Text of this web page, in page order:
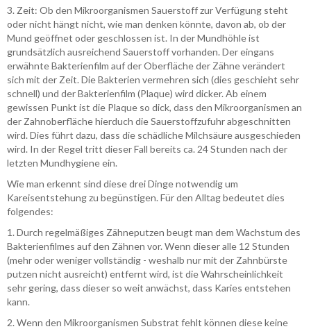
3. Zeit: Ob den Mikroorganismen Sauerstoff zur Verfügung steht
oder nicht hängt nicht, wie man denken könnte, davon ab, ob der
Mund geöffnet oder geschlossen ist. In der Mundhöhle ist
grundsätzlich ausreichend Sauerstoff vorhanden. Der eingans
erwähnte Bakterienfilm auf der Oberfläche der Zähne verändert
sich mit der Zeit. Die Bakterien vermehren sich (dies geschieht sehr
schnell) und der Bakterienfilm (Plaque) wird dicker. Ab einem
gewissen Punkt ist die Plaque so dick, dass den Mikroorganismen an
der Zahnoberfläche hierduch die Sauerstoffzufuhr abgeschnitten
wird. Dies führt dazu, dass die schädliche Milchsäure ausgeschieden
wird. In der Regel tritt dieser Fall bereits ca. 24 Stunden nach der
letzten Mundhygiene ein.
Wie man erkennt sind diese drei Dinge notwendig um
Kareisentstehung zu begünstigen. Für den Alltag bedeutet dies
folgendes:
1. Durch regelmäßiges Zähneputzen beugt man dem Wachstum des
Bakterienfilmes auf den Zähnen vor. Wenn dieser alle 12 Stunden
(mehr oder weniger vollständig - weshalb nur mit der Zahnbürste
putzen nicht ausreicht) entfernt wird, ist die Wahrscheinlichkeit
sehr gering, dass dieser so weit anwächst, dass Karies entstehen
kann.
2. Wenn den Mikroorganismen Substrat fehlt können diese keine